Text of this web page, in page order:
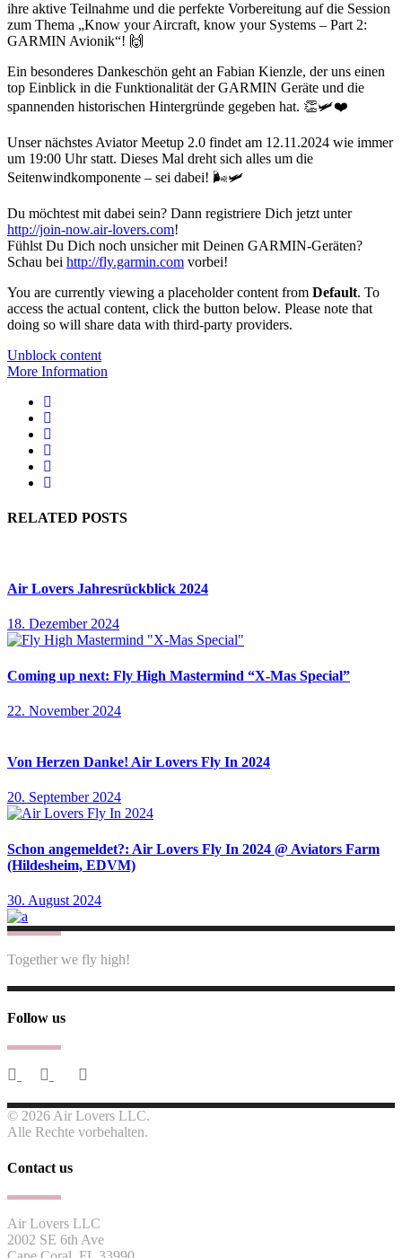
ihre aktive Teilnahme und die perfekte Vorbereitung auf die Session
zum Thema „Know your Aircraft, know your Systems – Part 2:
GARMIN Avionik“! 🙌
Ein besonderes Dankeschön geht an Fabian Kienzle, der uns einen
top Einblick in die Funktionalität der GARMIN Geräte und die
spannenden historischen Hintergründe gegeben hat. 👏🛩️❤️
Unser nächstes Aviator Meetup 2.0 findet am 12.11.2024 wie immer
um 19:00 Uhr statt. Dieses Mal dreht sich alles um die
Seitenwindkomponente – sei dabei! 🌬️🛩️
Du möchtest mit dabei sein? Dann registriere Dich jetzt unter
http://join-now.air-lovers.com!
Fühlst Du Dich noch unsicher mit Deinen GARMIN-Geräten?
Schau bei http://fly.garmin.com vorbei!
You are currently viewing a placeholder content from Default. To
access the actual content, click the button below. Please note that
doing so will share data with third-party providers.
Unblock content
More Information
RELATED POSTS
Air Lovers Jahresrückblick 2024
18. Dezember 2024
Coming up next: Fly High Mastermind “X-Mas Special”
22. November 2024
Von Herzen Danke! Air Lovers Fly In 2024
20. September 2024
Schon angemeldet?: Air Lovers Fly In 2024 @ Aviators Farm
(Hildesheim, EDVM)
30. August 2024
Together we fly high!
Follow us
© 2026 Air Lovers LLC.
Alle Rechte vorbehalten.
Contact us
Air Lovers LLC
2002 SE 6th Ave